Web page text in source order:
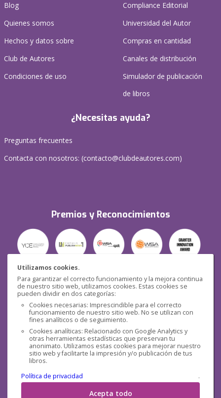
Utilizamos cookies.
Para garantizar el correcto funcionamiento y la mejora continua
de nuestro sitio web, utilizamos cookies. Estas cookies se
pueden dividir en dos categorías:
Cookies necesarias: Imprescindible para el correcto
funcionamiento de nuestro sitio web. No se utilizan con
fines analíticos o de seguimiento.
Cookies analíticas: Relacionado con Google Analytics y
otras herramientas estadísticas que preservan tu
anonimato. Utilizamos estas cookies para mejorar nuestro
sitio web y facilitarte la impresión y/o publicación de tus
libros.
Política de privacidad
.
Acepta todo
Blog
Quienes somos
Hechos y datos sobre
Club de Autores
Condiciones de uso
Compliance Editorial
Universidad del Autor
Compras en cantidad
Canales de distribución
Simulador de publicación
de libros
¿Necesitas ayuda?
Preguntas frecuentes
Contacta con nosotros: (contacto@clubdeautores.com)
Premios y Reconocimientos
Seguridad
Redes sociales